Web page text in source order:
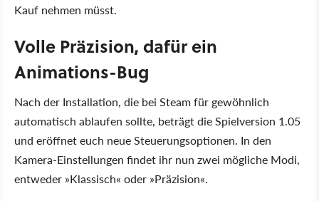
Kauf nehmen müsst.
Volle Präzision, dafür ein
Animations-Bug
Nach der Installation, die bei Steam für gewöhnlich
automatisch ablaufen sollte, beträgt die Spielversion 1.05
und eröffnet euch neue Steuerungsoptionen. In den
Kamera-Einstellungen findet ihr nun zwei mögliche Modi,
entweder Klassisch oder Präzision .